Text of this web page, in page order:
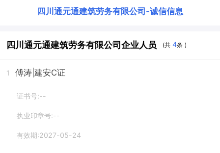
四川通元通建筑劳务有限公司 -诚信信息
四川通元通建筑劳务有限公司企业人员 (共4条 )
1 傅涛 |建安C证
证书号:--
执业印章号:--
有效期:2027-05-24